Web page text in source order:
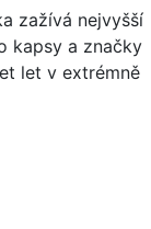
zažívá nejvyšší
kapsy a značky
let v extrémně